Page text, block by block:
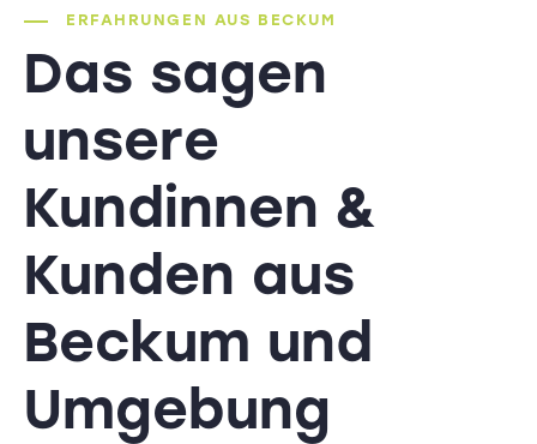
ERFAHRUNGEN AUS BECKUM
Das sagen
unsere
Kundinnen &
Kunden aus
Beckum und
Umgebung